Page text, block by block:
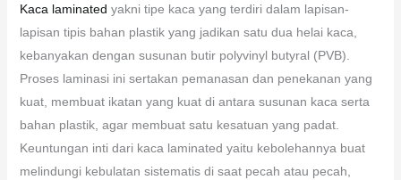
Kaca laminated yakni tipe kaca yang terdiri dalam lapisan-
lapisan tipis bahan plastik yang jadikan satu dua helai kaca,
kebanyakan dengan susunan butir polyvinyl butyral (PVB).
Proses laminasi ini sertakan pemanasan dan penekanan yang
kuat, membuat ikatan yang kuat di antara susunan kaca serta
bahan plastik, agar membuat satu kesatuan yang padat.
Keuntungan inti dari kaca laminated yaitu kebolehannya buat
melindungi kebulatan sistematis di saat pecah atau pecah,